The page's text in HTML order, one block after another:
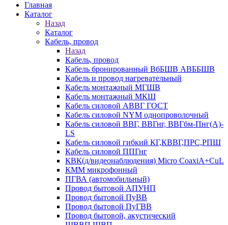
Главная
Каталог
Назад
Каталог
Кабель, провод
Назад
Кабель, провод
Кабель бронированный ВбБШВ АВББШВ
Кабель и провод нагревательный
Кабель монтажный МГШВ
Кабель монтажный МКШ
Кабель силовой АВВГ ГОСТ
Кабель силовой NYM однопроволочный
Кабель силовой ВВГ, ВВГнг, ВВГбм-Пнг(А)-
LS
Кабель силовой гибкий КГ,КВВГ,ПРС,РПШ
Кабель силовой ППГнг
КВК(д/видеонаблюдения) Micro CoaxiA+CuL
КММ микрофонный
ПГВА (автомобильный)
Провод бытовой АПУНП
Провод бытовой ПуВВ
Провод бытовой ПуГВВ
Провод бытовой, акустический